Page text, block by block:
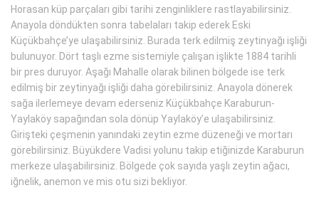
Horasan küp parçaları gibi tarihi zenginliklere rastlayabilirsiniz.
Anayola döndükten sonra tabelaları takip ederek Eski
Küçükbahçe’ye ulaşabilirsiniz. Burada terk edilmiş zeytinyağı işliği
bulunuyor. Dört taşlı ezme sistemiyle çalışan işlikte 1884 tarihli
bir pres duruyor. Aşağı Mahalle olarak bilinen bölgede ise terk
edilmiş bir zeytinyağı işliği daha görebilirsiniz. Anayola dönerek
sağa ilerlemeye devam ederseniz Küçükbahçe Karaburun-
Yaylaköy sapağından sola dönüp Yaylaköy’e ulaşabilirsiniz.
Girişteki çeşmenin yanındaki zeytin ezme düzeneği ve mortarı
görebilirsiniz. Büyükdere Vadisi yolunu takip etiğinizde Karaburun
merkeze ulaşabilirsiniz. Bölgede çok sayıda yaşlı zeytin ağacı,
iğnelik, anemon ve mis otu sizi bekliyor.